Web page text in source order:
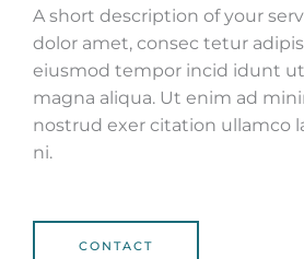
A short description of your
dolor amet, consec tetur
eiusmod tempor incid idunt
magna aliqua. Ut enim ad
nostrud exer citation ullamco
ni.
CONTACT